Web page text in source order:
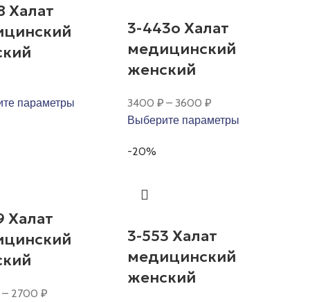
Халат
параметры
3-443о Халат
медицинский
женский
3400 ₽– 3600 ₽
Выберите параметры
Халат
– 2700 ₽
-20%
3-553 Халат
медицинский
женский